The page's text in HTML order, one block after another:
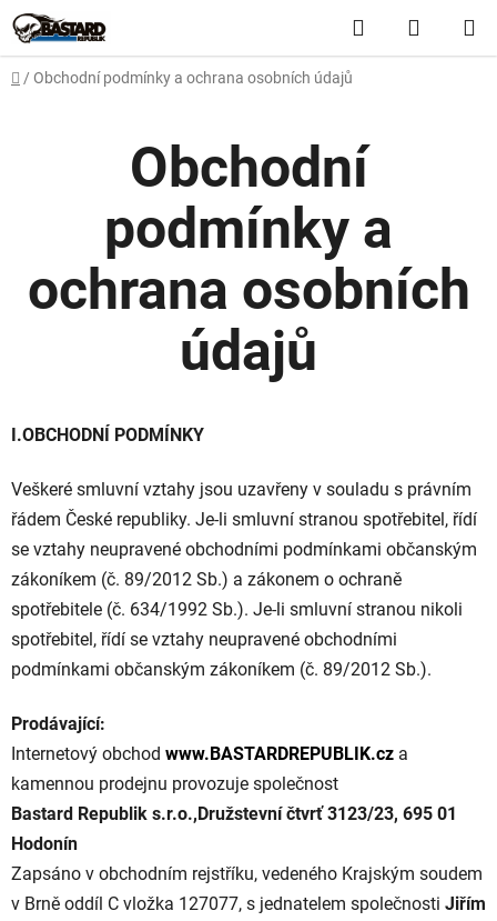
Přejít
na
obsah
Hledat
KOŠÍK
Domů
/ Obchodní podmínky a ochrana osobních údajů
Obchodní
podmínky a
ochrana osobních
údajů
I.OBCHODNÍ PODMÍNKY
Veškeré smluvní vztahy jsou uzavřeny v souladu s právním
řádem České republiky. Je-li smluvní stranou spotřebitel, řídí
se vztahy neupravené obchodními podmínkami občanským
zákoníkem (č. 89/2012 Sb.) a zákonem o ochraně
spotřebitele (č. 634/1992 Sb.). Je-li smluvní stranou nikoli
spotřebitel, řídí se vztahy neupravené obchodními
podmínkami občanským zákoníkem (č. 89/2012 Sb.).
Prodávající:
Internetový obchod www.BASTARDREPUBLIK.cz a
kamennou prodejnu provozuje společnost
Bastard Republik s.r.o.,Družstevní čtvrť 3123/23, 695 01
Hodonín
Zapsáno v obchodním rejstříku, vedeného Krajským soudem
v Brně oddíl C vložka 127077, s jednatelem společnosti Jiřím